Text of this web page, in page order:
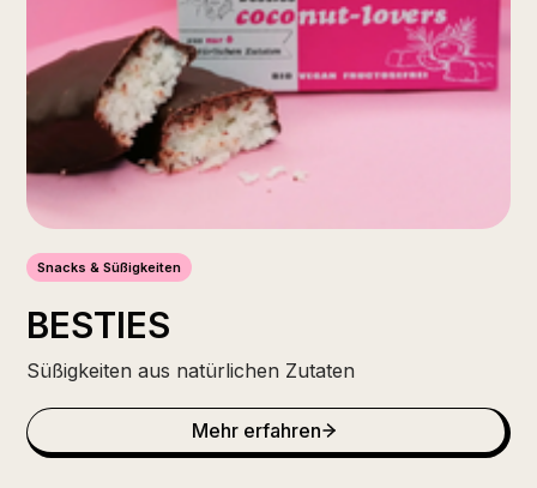
Snacks & Süßigkeiten
BESTIES
Süßigkeiten aus natürlichen Zutaten
Mehr erfahren